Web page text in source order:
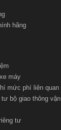
hãng
máy
mức phí liên quan
bộ giao thông vận
tư